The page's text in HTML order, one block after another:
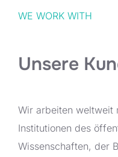
WE WORK WITH
Unsere
Wir arbeiten weltweit
Institutionen des
Wissenschaften, der